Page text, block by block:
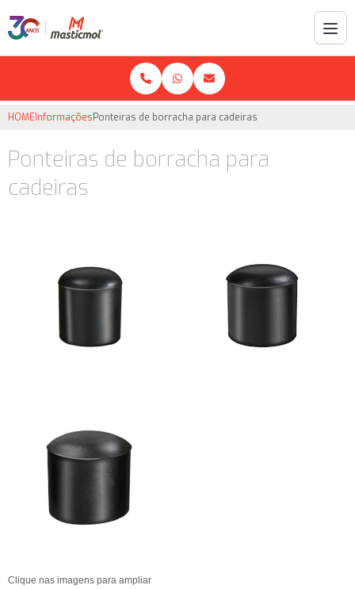
HOME InformaçõesPonteiras de borracha para cadeiras
Ponteiras de borracha para
cadeiras
Clique nas imagens para ampliar